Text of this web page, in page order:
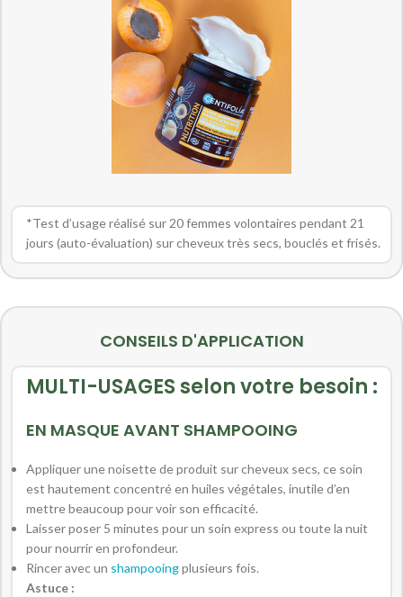
*Test d’usage réalisé sur 20 femmes volontaires pendant 21
jours (auto-évaluation) sur cheveux très secs, bouclés et frisés.
CONSEILS D'APPLICATION
MULTI-USAGES selon votre besoin :
EN MASQUE AVANT SHAMPOOING
Appliquer une noisette de produit sur cheveux secs, ce soin
est hautement concentré en huiles végétales, inutile d’en
mettre beaucoup pour voir son efficacité.
Laisser poser 5 minutes pour un soin express ou toute la nuit
pour nourrir en profondeur.
Rincer avec un shampooingplusieurs fois.
Astuce :